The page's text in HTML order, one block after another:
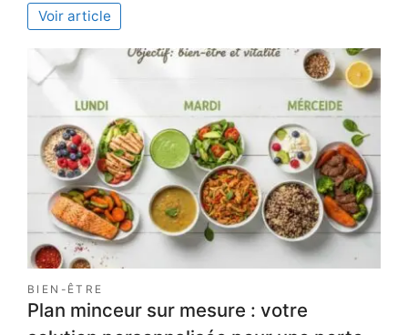
pour
choisir
vos
de
en
bois.
Voir article
BIEN-ÊTRE
Plan minceur sur mesure : votre